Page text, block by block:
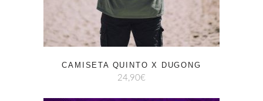
CAMISETA QUINTO X DUGONG
24,90€